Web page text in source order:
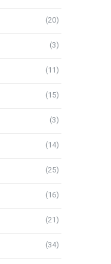
(20)
(3)
(11)
(15)
(3)
(14)
(25)
(16)
(21)
(34)